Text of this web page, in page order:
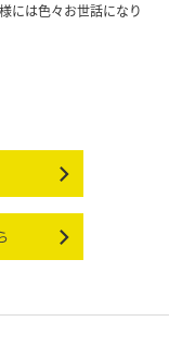
には色々お世話になり